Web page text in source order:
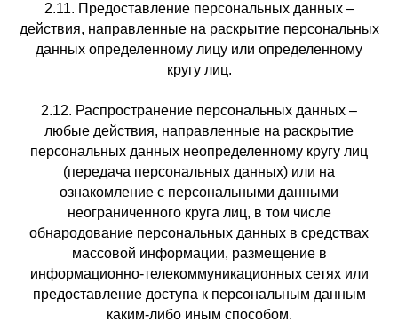
2.11. Предоставление персональных данных –
действия, направленные на раскрытие персональных
данных определенному лицу или определенному
кругу лиц.
2.12. Распространение персональных данных –
любые действия, направленные на раскрытие
персональных данных неопределенному кругу лиц
(передача персональных данных) или на
ознакомление с персональными данными
неограниченного круга лиц, в том числе
обнародование персональных данных в средствах
массовой информации, размещение в
информационно-телекоммуникационных сетях или
предоставление доступа к персональным данным
каким-либо иным способом.